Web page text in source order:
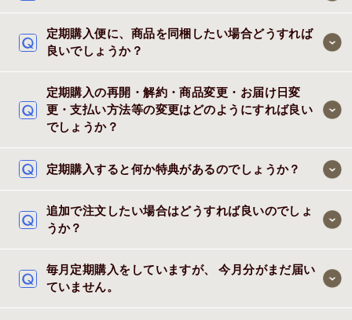
定期購入便に、商品を同梱したい場合どうすれば
良いでしょうか？
定期購入の再開・解約・商品変更・お届け日変
更・支払い方法等の変更はどのようにすれば良い
でしょうか？
定期購入すると何か特典があるのでしょうか？
追加で注文したい場合はどうすれば良いのでしょ
うか？
毎月定期購入をしていますが、 今月分がまだ届い
ていません。